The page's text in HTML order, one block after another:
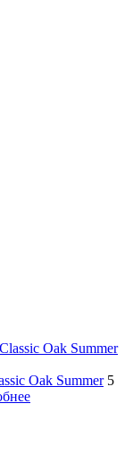
Oak Summer 5